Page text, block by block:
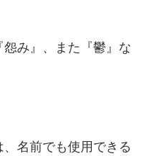
み』、また『鬱』な
名前でも使用できる